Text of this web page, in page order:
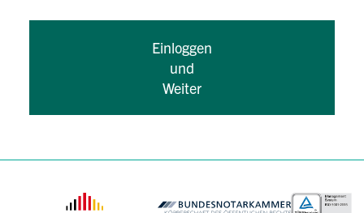
Einloggen
und
Weiter